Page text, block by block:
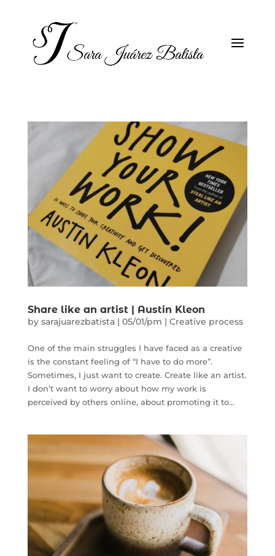
Share like an artist | Austin Kleon
by sarajuarezbatista| 05/01/pm | Creative process
One of the main struggles I have faced as a creative
is the constant feeling of “I have to do more”.
Sometimes, I just want to create. Create like an artist.
I don’t want to worry about how my work is
perceived by others online, about promoting it to...